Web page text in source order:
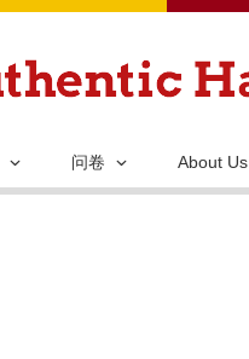
跳
到
内
问卷 About Us